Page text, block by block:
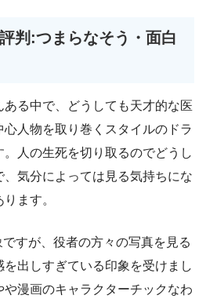
判:つまらなそう・面白
ある中で、どうしても天才的な医
人物を取り巻くスタイルのドラ
人の生死を切り取るのでどうし
気分によっては見る気持ちにな
ます。
ですが、役者の方々の写真を見る
出しすぎている印象を受けまし
漫画のキャラクターチックなわ